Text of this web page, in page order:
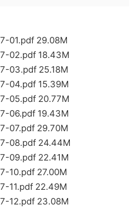
01.pdf 29.08M
02.pdf 18.43M
03.pdf 25.18M
04.pdf 15.39M
05.pdf 20.77M
06.pdf 19.43M
07.pdf 29.70M
08.pdf 24.44M
09.pdf 22.41M
10.pdf 27.00M
11.pdf 22.49M
12.pdf 23.08M